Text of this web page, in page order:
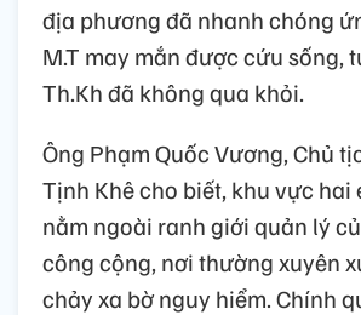
địa phương đã nhanh chóng
M.T may mắn được cứu sống,
Th.Kh đã không qua khỏi.
Ông Phạm Quốc Vương, Chủ
Tịnh Khê cho biết, khu vực hai
nằm ngoài ranh giới quản lý
công cộng, nơi thường xuyên
chảy xa bờ nguy hiểm. Chính